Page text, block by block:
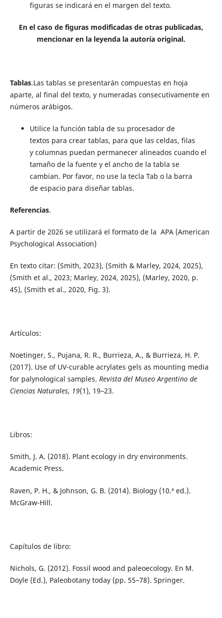
figuras se indicará en el margen del texto.
En el caso de figuras modificadas de otras publicadas,
mencionar en la leyenda la autoría original.
Tablas.Las tablas se presentarán compuestas en hoja
aparte, al final del texto, y numeradas consecutivamente en
números arábigos.
Utilice la función tabla de su procesador de
textos para crear tablas, para que las celdas, filas
y columnas puedan permanecer alineados cuando el
tamaño de la fuente y el ancho de la tabla se
cambian. Por favor, no use la tecla Tab o la barra
de espacio para diseñar tablas.
Referencias.
A partir de 2026 se utilizará el formato de la APA (American
Psychological Association)
En texto citar: (Smith, 2023), (Smith & Marley, 2024, 2025),
(Smith et al., 2023; Marley, 2024, 2025), (Marley, 2020, p.
45), (Smith et al., 2020, Fig. 3).
Artículos:
Noetinger, S., Pujana, R. R., Burrieza, A., & Burrieza, H. P.
(2017). Use of UV-curable acrylates gels as mounting media
for palynological samples. Revista del Museo Argentino de
Ciencias Naturales, 19(1), 19–23.
Libros:
Smith, J. A. (2018). Plant ecology in dry environments.
Academic Press.
Raven, P. H., & Johnson, G. B. (2014). Biology (10.ª ed.).
McGraw-Hill.
Capítulos de libro:
Nichols, G. (2012). Fossil wood and paleoecology. En M.
Doyle (Ed.), Paleobotany today (pp. 55–78). Springer.